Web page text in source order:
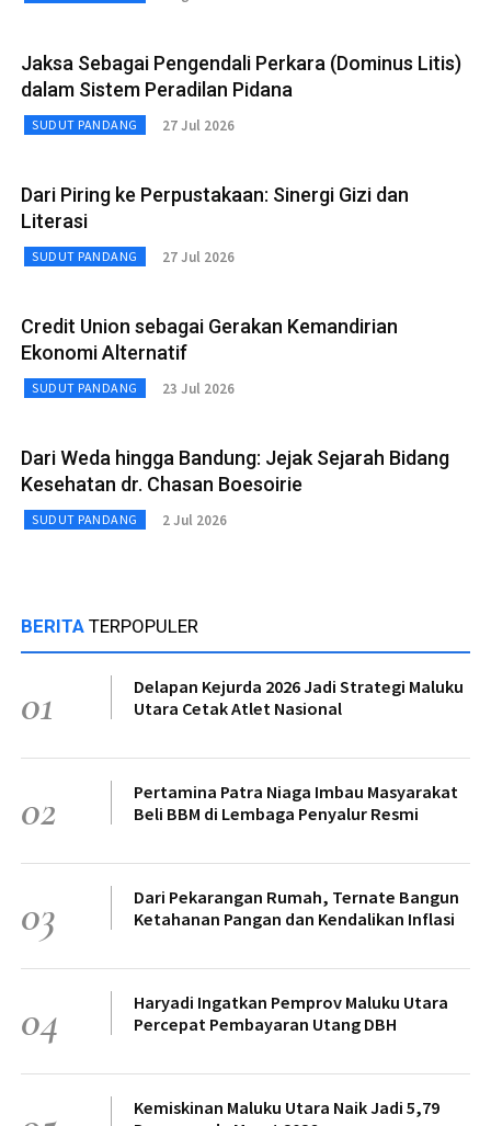
Jaksa Sebagai Pengendali Perkara (Dominus Litis)
dalam Sistem Peradilan Pidana
SUDUT PANDANG 27 Jul 2026
Dari Piring ke Perpustakaan: Sinergi Gizi dan
Literasi
SUDUT PANDANG 27 Jul 2026
Credit Union sebagai Gerakan Kemandirian
Ekonomi Alternatif
SUDUT PANDANG 23 Jul 2026
Dari Weda hingga Bandung: Jejak Sejarah Bidang
Kesehatan dr. Chasan Boesoirie
SUDUT PANDANG 2 Jul 2026
BERITA TERPOPULER
01
Delapan Kejurda 2026 Jadi Strategi Maluku
Utara Cetak Atlet Nasional
02
Pertamina Patra Niaga Imbau Masyarakat
Beli BBM di Lembaga Penyalur Resmi
03
Dari Pekarangan Rumah, Ternate Bangun
Ketahanan Pangan dan Kendalikan Inflasi
04
Haryadi Ingatkan Pemprov Maluku Utara
Percepat Pembayaran Utang DBH
Kemiskinan Maluku Utara Naik Jadi 5,79